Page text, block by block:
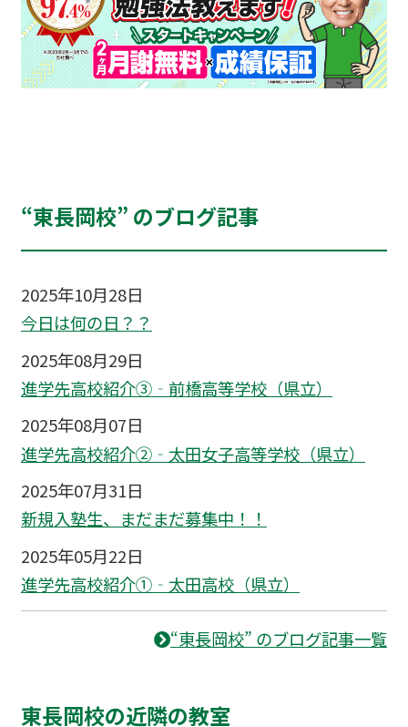
“東長岡校” のブログ記事
2025年10月28日
今日は何の日？？
2025年08月29日
進学先高校紹介③‐前橋高等学校（県立）
2025年08月07日
進学先高校紹介②‐太田女子高等学校（県立）
2025年07月31日
新規入塾生、まだまだ募集中！！
2025年05月22日
進学先高校紹介①‐太田高校（県立）
“東長岡校” のブログ記事一覧
東長岡校の近隣の教室